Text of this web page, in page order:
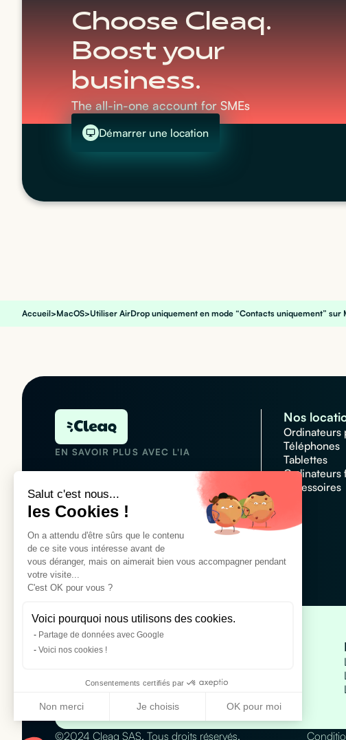
Salut c'est nous...
les Cookies !
On a attendu d'être sûrs que le contenu
de ce site vous intéresse avant de
vous déranger, mais on aimerait bien vous accompagner pendant
votre visite...
C'est OK pour vous ?
Voici pourquoi nous utilisons des cookies.
Partage de données avec Google
Voici nos cookies !
Consentements certifiés par
Non merci Je choisis OK pour moi
Axeptio consent
Plateforme de Gestion du Consentement : Personnalisez vos
Choose Cleaq.
Boost your
business.
The all-in-one account for SMEs
Démarrer une location
Accueil>MacOS>Utiliser AirDrop uniquement en mode “Contacts uniquement” sur
EN SAVOIR PLUS AVEC L'IA
locations informatique
Customer rating : 4,7/5
Nos
Ordinateurs
Téléphones
Tablettes
Ordinateurs
Accessoires
Location téléphones pour entreprise
Location Samsung Galaxy S25
©2024 Cleaq SAS. Tous droits réservés.